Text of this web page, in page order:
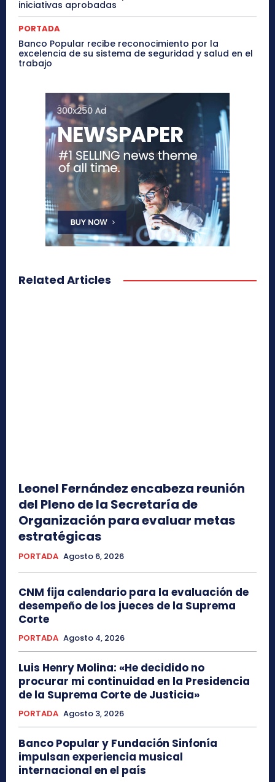
iniciativas aprobadas
PORTADA
Banco Popular recibe reconocimiento por la
excelencia de su sistema de seguridad y salud en el
trabajo
Related Articles
Leonel Fernández encabeza reunión
del Pleno de la Secretaría de
Organización para evaluar metas
estratégicas
PORTADA Agosto 6, 2026
CNM fija calendario para la evaluación de
desempeño de los jueces de la Suprema
Corte
PORTADA Agosto 4, 2026
Luis Henry Molina: «He decidido no
procurar mi continuidad en la Presidencia
de la Suprema Corte de Justicia»
PORTADA Agosto 3, 2026
Banco Popular y Fundación Sinfonía
impulsan experiencia musical
internacional en el país